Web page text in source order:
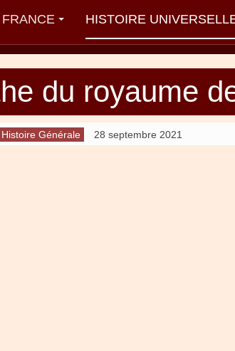
HISTOIRE
du royaume
Histoire Générale 28 septembre 2021